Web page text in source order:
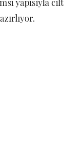
yapısıyla cilt